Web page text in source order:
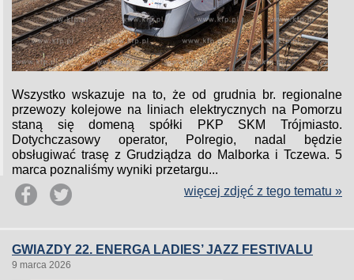
Wszystko wskazuje na to, że od grudnia br. regionalne
przewozy kolejowe na liniach elektrycznych na Pomorzu
staną się domeną spółki PKP SKM Trójmiasto.
Dotychczasowy operator, Polregio, nadal będzie
obsługiwać trasę z Grudziądza do Malborka i Tczewa. 5
marca poznaliśmy wyniki przetargu...
więcej zdjęć z tego tematu »
GWIAZDY 22. ENERGA LADIES’ JAZZ FESTIVALU
9 marca 2026